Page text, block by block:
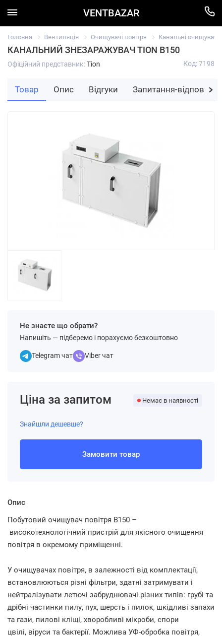
VENTBAZAR
Головна Вентиляція Очищувачі повітря Канальні очищувачі
КАНАЛЬНИЙ ЗНЕЗАРАЖУВАЧ TION В150
Офіційний представник:Tion Код: 7198
Не знаєте що обрати?
Напишіть — підберемо і порахуємо безкоштовно
Telegram чат Viber чат
Опис
Побутовий очищувач повітря В150 –
високотехнологічний пристрій для якісного очищення
повітря в окремому приміщенні.
У очищувачах повітря, в залежності від комплектації,
встановлюються різні фільтри, здатні затримувати і
нейтралізувати летючі забруднювачі різних типів: грубі та
дрібні частинки пилу, пух, шерсть і пилок, шкідливі запахи
та гази, пилові кліщі, хворобливі мікроби, спори
цвілі, віруси та бактерії. Можлива УФ-обробка повітря,
Ціна за запитом Немає в наявності
Знайшли дешевше?
Замовити товар
Товар Опис Відгуки Запитання-відповідь